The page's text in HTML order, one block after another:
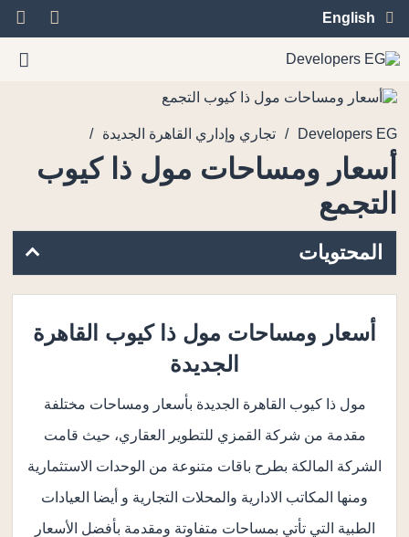
English
Developers EG
/ تجاري وإداري القاهرة الجديدة /
أسعار ومساحات مول ذا كيوب
التجمع
المحتويات
أسعار ومساحات مول ذا كيوب القاهرة
الجديدة
مول ذا كيوب القاهرة الجديدة بأسعار ومساحات مختلفة
مقدمة من شركة القمزي للتطوير العقاري، حيث قامت
الشركة المالكة بطرح باقات متنوعة من الوحدات الاستثمارية
ومنها المكاتب الادارية والمحلات التجارية و أيضا العيادات
الطبية التي تأتي بمساحات متفاوتة ومقدمة بأفضل الأسعار